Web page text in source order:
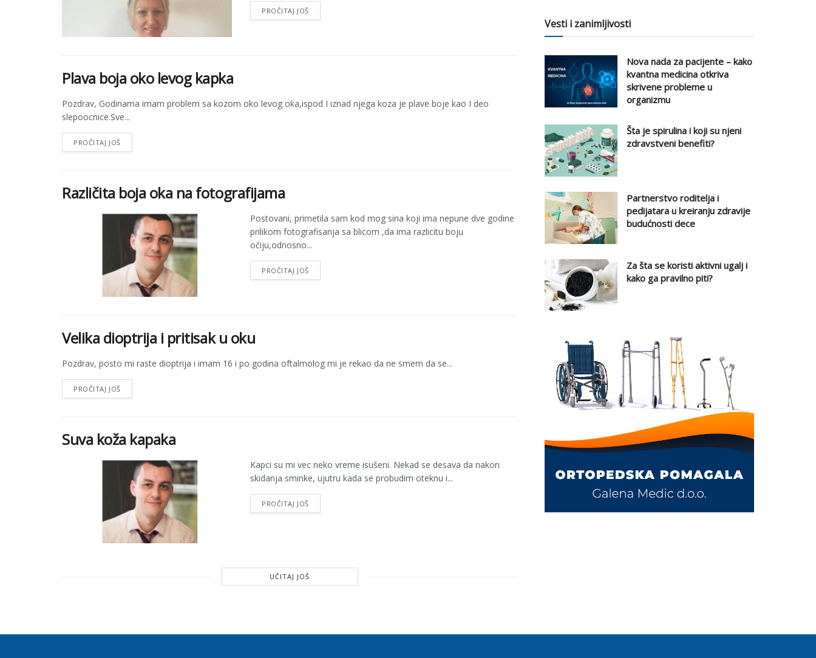
PROČITAJ JOŠ
Plava boja oko levog kapka
Pozdrav, Godinama imam problem sa kozom oko levog oka,ispod I iznad njega koza je plave boje kao I deo
slepoocnice.Sve...
PROČITAJ JOŠ
Različita boja oka na fotografijama
Postovani, primetila sam kod mog sina koji ima nepune dve godine
prilikom fotografisanja sa blicom ,da ima razlicitu boju
očiju,odnosno...
PROČITAJ JOŠ
Velika dioptrija i pritisak u oku
Pozdrav, posto mi raste dioptrija i imam 16 i po godina oftalmolog mi je rekao da ne smem da se...
PROČITAJ JOŠ
Suva koža kapaka
Kapci su mi vec neko vreme isušeni. Nekad se desava da nakon
skidanja sminke, ujutru kada se probudim oteknu i...
PROČITAJ JOŠ
UČITAJ JOŠ
Vesti i zanimljivosti
Nova nada za pacijente – kako
kvantna medicina otkriva
skrivene probleme u
organizmu
Šta je spirulina i koji su njeni
zdravstveni benefiti?
Partnerstvo roditelja i
pedijatara u kreiranju zdravije
budućnosti dece
Za šta se koristi aktivni ugalj i
kako ga pravilno piti?